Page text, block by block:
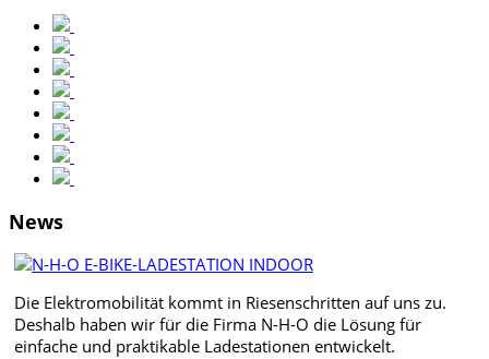
News
Die Elektromobilität kommt in Riesenschritten auf uns zu.
Deshalb haben wir für die Firma N-H-O die Lösung für
einfache und praktikable Ladestationen entwickelt.